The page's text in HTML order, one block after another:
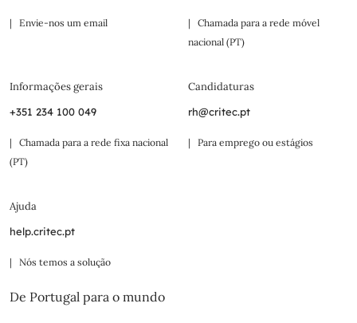
| Envie-nos um email
| Chamada para a rede móvel
nacional (PT)
Informações gerais
+351 234 100 049
| Chamada para a rede fixa nacional
(PT)
Candidaturas
rh@critec.pt
| Para emprego ou estágios
Ajuda
help.critec.pt
| Nós temos a solução
De Portugal para o mundo